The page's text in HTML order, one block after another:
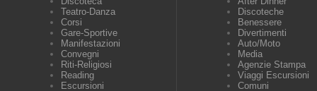
Teatro-Danza
Corsi
Gare-Sportive
Manifestazioni
Convegni
Riti-Religiosi
Reading
Escursioni
Discoteche
Benessere
Divertimenti
Auto/Moto
Media
Agenzie Stampa
Viaggi Escursioni
Comuni